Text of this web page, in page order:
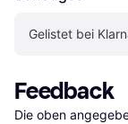
Gelistet bei
Feedback
Die oben